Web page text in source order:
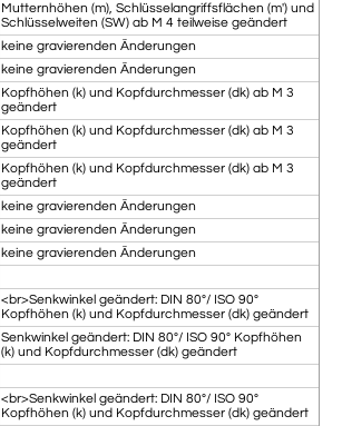
Mutternhöhen (m), Schlüsselangriffsflächen (m') und
Schlüsselweiten (SW) ab M 4 teilweise geändert
keine gravierenden Änderungen
keine gravierenden Änderungen
Kopfhöhen (k) und Kopfdurchmesser (dk) ab M 3
geändert
Kopfhöhen (k) und Kopfdurchmesser (dk) ab M 3
geändert
Kopfhöhen (k) und Kopfdurchmesser (dk) ab M 3
geändert
keine gravierenden Änderungen
keine gravierenden Änderungen
keine gravierenden Änderungen
<br>Senkwinkel geändert: DIN 80°/ ISO 90°
Kopfhöhen (k) und Kopfdurchmesser (dk) geändert
Senkwinkel geändert: DIN 80°/ ISO 90° Kopfhöhen
(k) und Kopfdurchmesser (dk) geändert
<br>Senkwinkel geändert: DIN 80°/ ISO 90°
Kopfhöhen (k) und Kopfdurchmesser (dk) geändert